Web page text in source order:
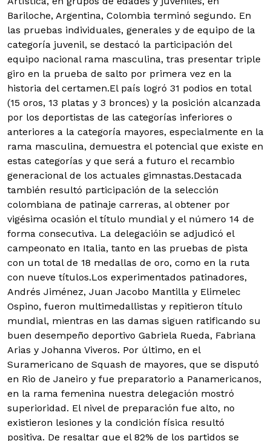
Bariloche, Argentina, Colombia terminó segundo. En
las pruebas individuales, generales y de equipo de la
categoría juvenil, se destacó la participación del
equipo nacional rama masculina, tras presentar triple
giro en la prueba de salto por primera vez en la
historia del certamen.El país logró 31 podios en total
(15 oros, 13 platas y 3 bronces) y la posición alcanzada
por los deportistas de las categorías inferiores o
anteriores a la categoría mayores, especialmente en la
rama masculina, demuestra el potencial que existe en
estas categorías y que será a futuro el recambio
generacional de los actuales gimnastas.Destacada
también resultó participación de la selección
colombiana de patinaje carreras, al obtener por
vigésima ocasión el título mundial y el número 14 de
forma consecutiva. La delegacióin se adjudicó el
campeonato en Italia, tanto en las pruebas de pista
con un total de 18 medallas de oro, como en la ruta
con nueve títulos.Los experimentados patinadores,
Andrés Jiménez, Juan Jacobo Mantilla y Elimelec
Ospino, fueron multimedallistas y repitieron título
mundial, mientras en las damas siguen ratificando su
buen desempeño deportivo Gabriela Rueda, Fabriana
Arias y Johanna Viveros. Por último, en el
Suramericano de Squash de mayores, que se disputó
en Rio de Janeiro y fue preparatorio a Panamericanos,
en la rama femenina nuestra delegación mostró
superioridad. El nivel de preparación fue alto, no
existieron lesiones y la condición física resultó
positiva. De resaltar que el 82% de los partidos se